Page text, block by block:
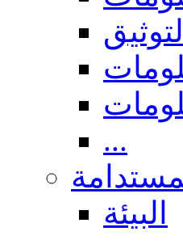
...
البيئة